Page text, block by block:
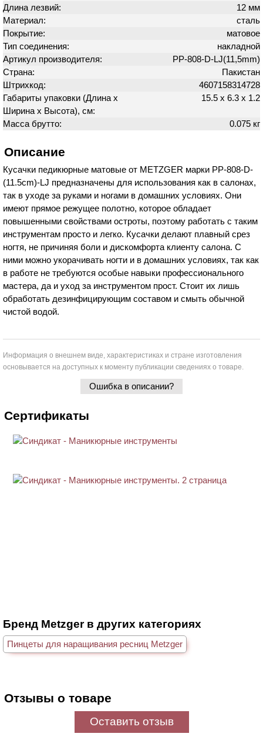
Длина лезвий:
12 мм
Материал:
сталь
Покрытие:
матовое
Тип соединения:
накладной
Артикул производителя:
PP-808-D-LJ(11,5mm)
Страна:
Пакистан
Штрихкод:
4607158314728
Габариты упаковки (Длина х
Ширина х Высота), см:
15.5 х 6.3 х 1.2
Масса брутто: 0.075 кг
Описание
Кусачки педикюрные матовые от METZGER марки PP-808-D-
(11.5cm)-LJ предназначены для использования как в салонах,
так в уходе за руками и ногами в домашних условиях. Они
имеют прямое режущее полотно, которое обладает
повышенными свойствами остроты, поэтому работать с таким
инструментам просто и легко. Кусачки делают плавный срез
ногтя, не причиняя боли и дискомфорта клиенту салона. С
ними можно укорачивать ногти и в домашних условиях, так как
в работе не требуются особые навыки профессионального
мастера, да и уход за инструментом прост. Стоит их лишь
обработать дезинфицирующим составом и смыть обычной
чистой водой.
Информация о внешнем виде, характеристиках и стране изготовления
основывается на доступных к моменту публикации сведениях о товаре.
Ошибка в описании?
Сертификаты
Бренд Metzger в других категориях
Пинцеты для наращивания ресниц Metzger
Отзывы о товаре
Оставить отзыв